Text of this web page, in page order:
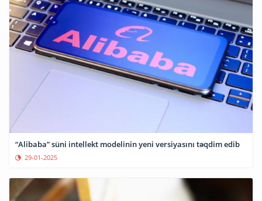
“Alibaba” süni intellekt modelinin yeni versiyasını təqdim edib
29-01-2025